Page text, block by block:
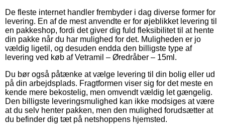
De fleste internet handler frembyder i dag diverse former for
levering. En af de mest anvendte er for øjeblikket levering til
en pakkeshop, fordi det giver dig fuld fleksibilitet til at hente
din pakke når du har mulighed for det. Muligheden er jo
vældig ligetil, og desuden endda den billigste type af
levering ved køb af Vetramil – Øredråber – 15ml.
Du bør også påtænke at vælge levering til din bolig eller ud
på din arbejdsplads. Fragtformen viser sig for det meste en
kende mere bekostelig, men omvendt vældig let gængelig.
Den billigste leveringsmulighed kan ikke modsiges at være
at du selv henter pakken, men den mulighed forudsætter at
du befinder dig tæt på netshoppens hjemsted.